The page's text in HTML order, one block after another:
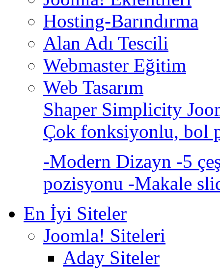
Hosting-Barındırma
Alan Adı Tescili
Webmaster Eğitim
Web Tasarım
Shaper Simplicity
Çok fonksiyonlu, bol
-Modern Dizayn -5
pozisyonu -Makale
En İyi Siteler
Joomla! Siteleri
Aday Siteler